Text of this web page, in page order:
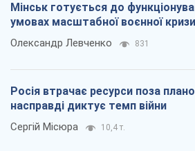
Мінськ готується до
умовах масштабної воєнної кризи
Олександр Левченко 831
Росія втрачає ресурси поза
насправді диктує темп війни
Сергій Місюра 10,4 т.